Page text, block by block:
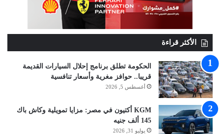
الأكثر قراءة
الحكومة تطلق برنامج إحلال السيارات القديمة
قريبا.. حوافز مغرية وأسعار تنافسية
أغسطس 5, 2026
KGM أكتيون في مصر: مزايا تمويلية وكاش باك
145 ألف جنيه
يوليو 31, 2026